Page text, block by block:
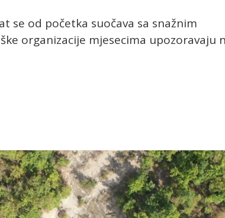
se od početka suočava sa snažnim
organizacije mjesecima upozoravaju